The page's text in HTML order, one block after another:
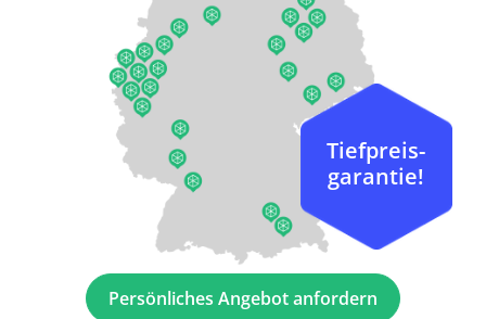
Persönliches Angebot anfordern
Tiefpreis-
garantie!